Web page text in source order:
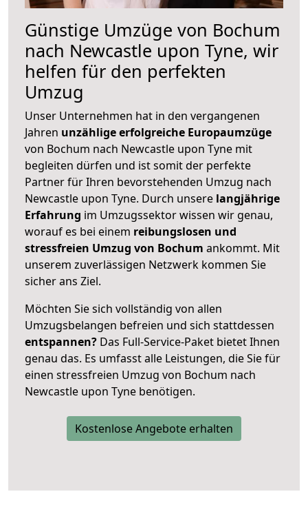
Günstige Umzüge von Bochum
nach Newcastle upon Tyne, wir
helfen für den perfekten
Umzug
Unser Unternehmen hat in den vergangenen
Jahren unzählige erfolgreiche Europaumzüge
von Bochum nach Newcastle upon Tyne mit
begleiten dürfen und ist somit der perfekte
Partner für Ihren bevorstehenden Umzug nach
Newcastle upon Tyne. Durch unsere langjährige
Erfahrung im Umzugssektor wissen wir genau,
worauf es bei einem reibungslosen und
stressfreien Umzug von Bochum ankommt. Mit
unserem zuverlässigen Netzwerk kommen Sie
sicher ans Ziel.
Möchten Sie sich vollständig von allen
Umzugsbelangen befreien und sich stattdessen
entspannen? Das Full-Service-Paket bietet Ihnen
genau das. Es umfasst alle Leistungen, die Sie für
einen stressfreien Umzug von Bochum nach
Newcastle upon Tyne benötigen.
Kostenlose Angebote erhalten